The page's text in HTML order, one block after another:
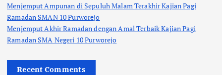
Menjemput Ampunan di Sepuluh Malam Terakhir Kajian Pagi
Ramadan SMAN 10 Purworejo
Menjemput Akhir Ramadan dengan Amal Terbaik Kajian Pagi
Ramadan SMA Negeri 10 Purworejo
Recent Comments